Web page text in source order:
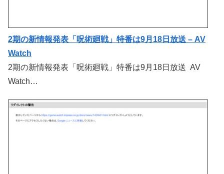
2期の新情報発表「呪術廻戦」特番は9月18日放送 – AV
Watch
2期の新情報発表「呪術廻戦」特番は9月18日放送 AV
Watch…